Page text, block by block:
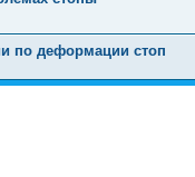
по деформации стоп